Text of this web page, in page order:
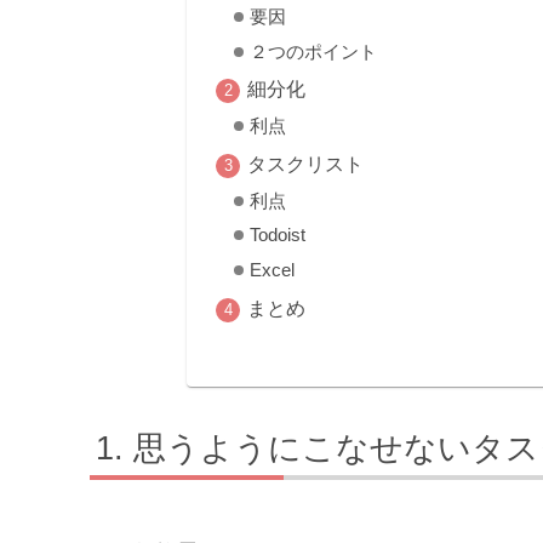
要因
２つのポイント
細分化
利点
タスクリスト
利点
Todoist
Excel
まとめ
思うようにこなせないタ